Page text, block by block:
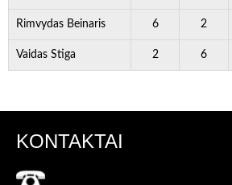
Rimvydas Beinaris 6 2
Vaidas Stiga 2 6
KONTAKTAI